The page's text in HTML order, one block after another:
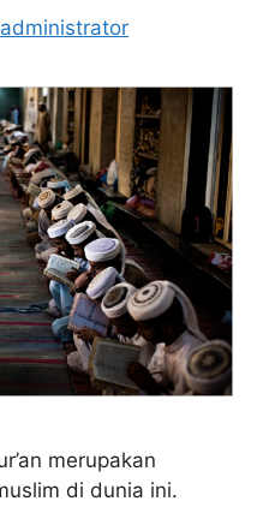
administrator
merupakan
di dunia ini.